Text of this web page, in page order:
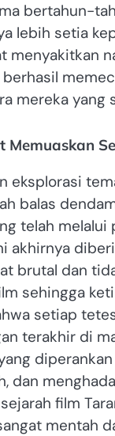
bertahun-
lebih setia
menyakitkan
mereka yang
eksplorasi
balas
telah
akhirnya
brutal dan
sehingga
setiap
terakhir di
dan
film
mentah